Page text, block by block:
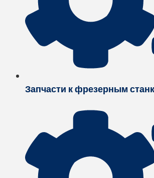
Запчасти к фрезерным